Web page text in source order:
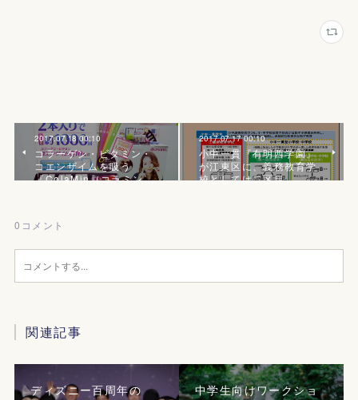
2017.07.18 00:10
コラーゲン・ビタミン・
コエンザイムを吸う
『ColaMin（コラミン…
2017.07.17 00:10
小中一貫『有明西学園』
が江東区に、義務教育学
校としては二区目
0 コメント
関連記事
ディズニー百周年の
中学生向けワークショ